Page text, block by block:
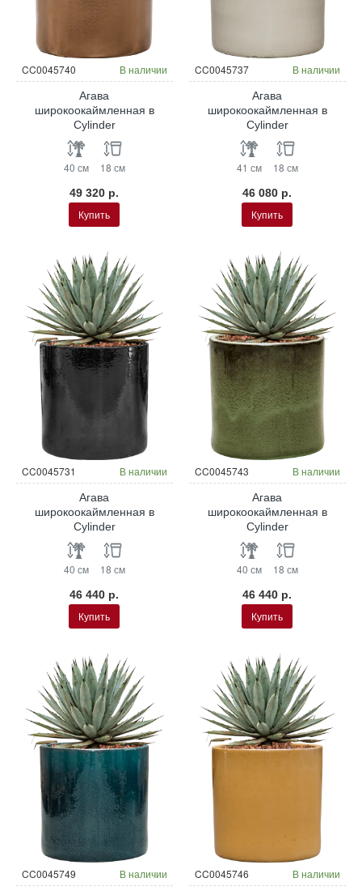
CC0045740 В наличии
Агава
широкоокаймленная в
Cylinder
40 см 18 см
49 320 р.
Купить
CC0045737 В наличии
Агава
широкоокаймленная в
Cylinder
41 см 18 см
46 080 р.
Купить
CC0045731 В наличии
Агава
широкоокаймленная в
Cylinder
40 см 18 см
46 440 р.
Купить
CC0045743 В наличии
Агава
широкоокаймленная в
Cylinder
40 см 18 см
46 440 р.
Купить
CC0045749 В наличии CC0045746 В наличии